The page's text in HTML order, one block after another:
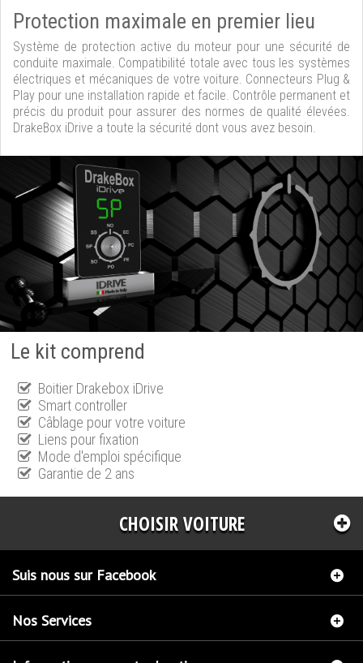
Protection maximale en premier lieu
Système de protection active du moteur pour une sécurité de
conduite maximale. Compatibilité totale avec tous les systèmes
électriques et mécaniques de votre voiture. Connecteurs Plug &
Play pour une installation rapide et facile. Contrôle permanent et
précis du produit pour assurer des normes de qualité élevées.
DrakeBox iDrive a toute la sécurité dont vous avez besoin.
Le kit comprend
Boitier Drakebox iDrive
Smart controller
Câblage pour votre voiture
Liens pour fixation
Mode d'emploi spécifique
Garantie de 2 ans
CHOISIR VOITURE
Suis nous sur Facebook
Nos Services